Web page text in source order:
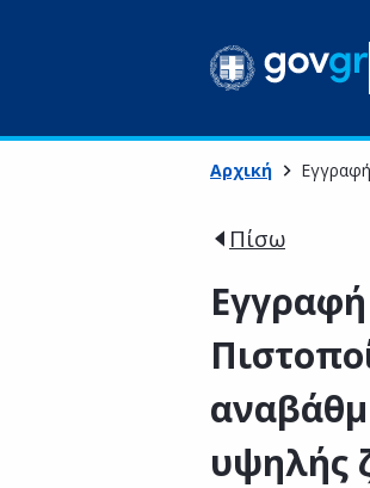
Αρχική
Πίσω
υψηλής